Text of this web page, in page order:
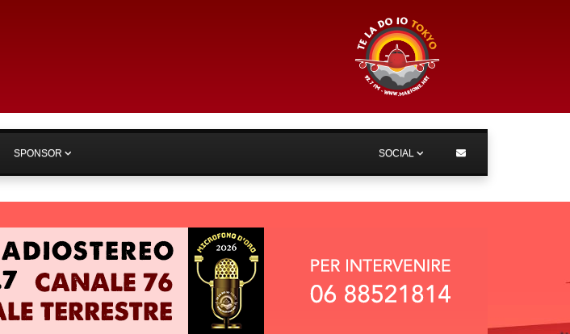
SPONSOR SOCIAL